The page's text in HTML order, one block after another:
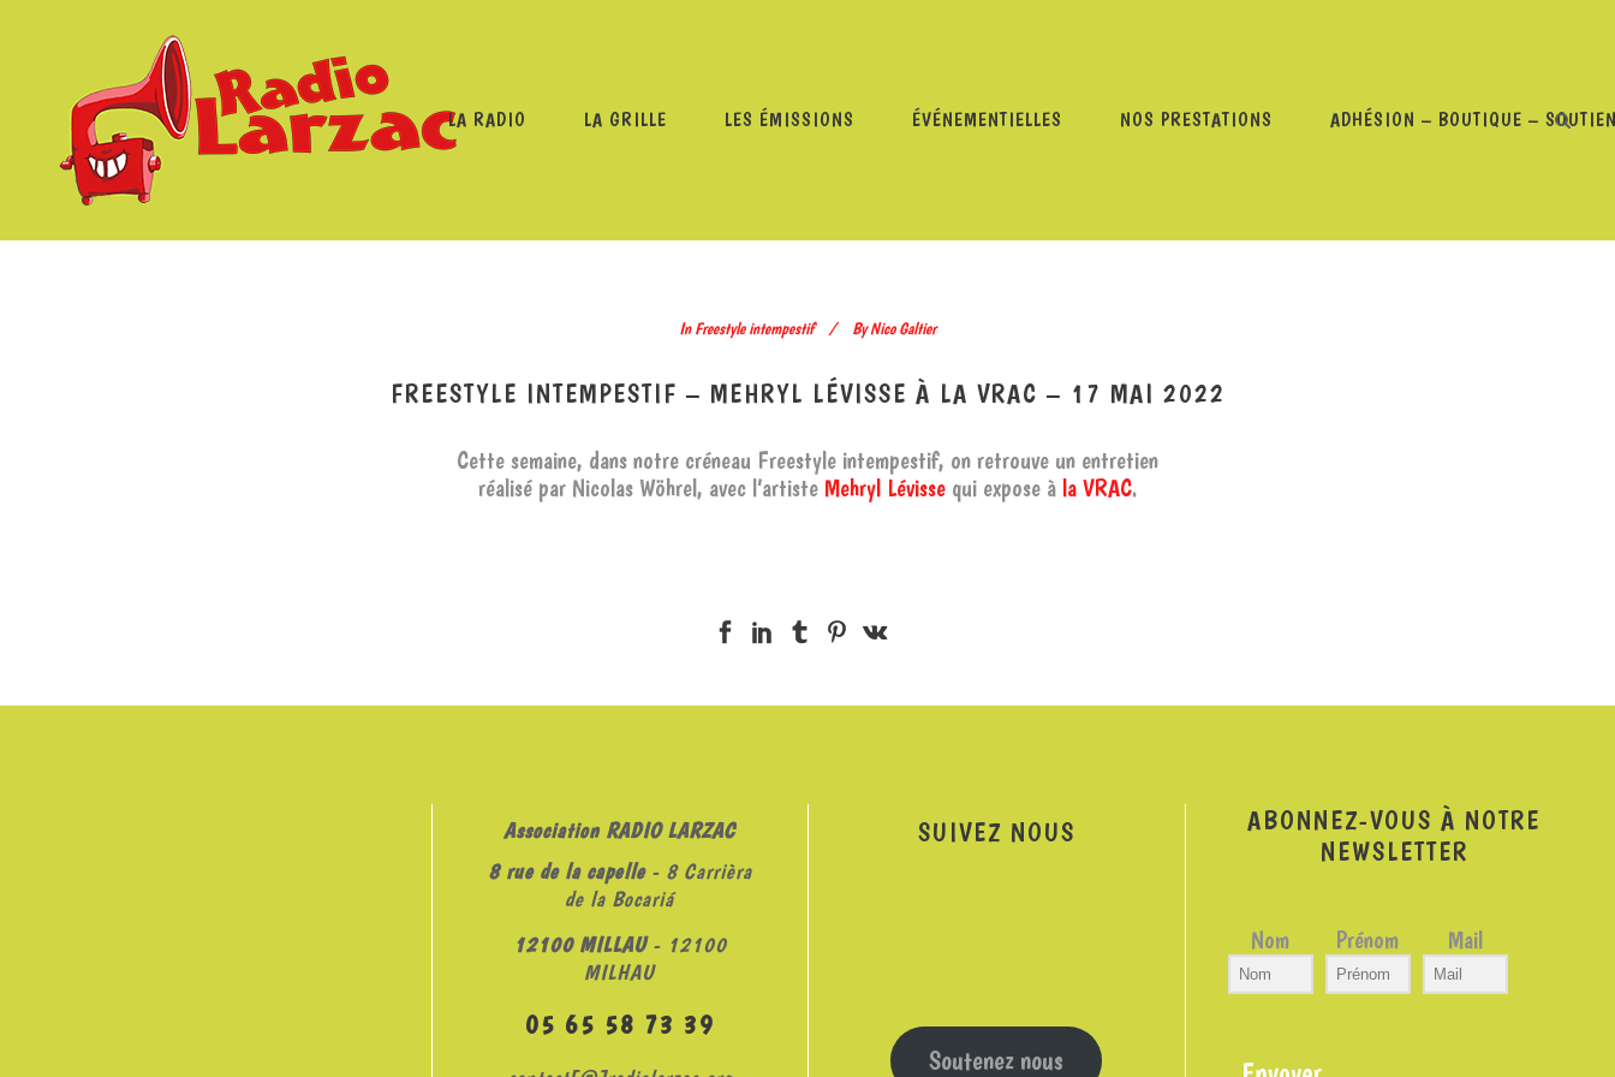
LA RADIO LA GRILLE LES ÉMISSIONS ÉVÉNEMENTIELLES NOS PRESTATIONS ADHÉSION – BOUTIQUE –
In Freestyle intempestif By Nico Galtier
FREESTYLE INTEMPESTIF – MEHRYL LÉVISSE À LA VRAC – 17 MAI 2022
Cette semaine, dans notre créneau Freestyle intempestif, on retrouve un entretien
réalisé par Nicolas Wöhrel, avec l’artiste Mehryl Lévissequi expose à la VRAC.
Association RADIO LARZAC
8 rue de la capelle- 8 Carrièra
de la Bocariá
12100 MILLAU- 12100
MILHAU
05 65 58 73 39
SUIVEZ NOUS
Soutenez nous
ABONNEZ-VOUS À NOTRE
NEWSLETTER
Nom Prénom Mail